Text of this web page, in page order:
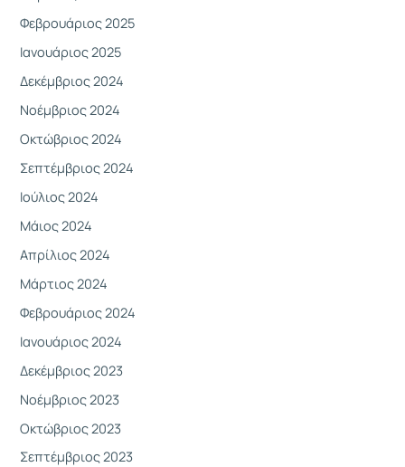
Φεβρουάριος 2025
Ιανουάριος 2025
Δεκέμβριος 2024
Νοέμβριος 2024
Οκτώβριος 2024
Σεπτέμβριος 2024
Ιούλιος 2024
Μάιος 2024
Απρίλιος 2024
Μάρτιος 2024
Φεβρουάριος 2024
Ιανουάριος 2024
Δεκέμβριος 2023
Νοέμβριος 2023
Οκτώβριος 2023
Σεπτέμβριος 2023